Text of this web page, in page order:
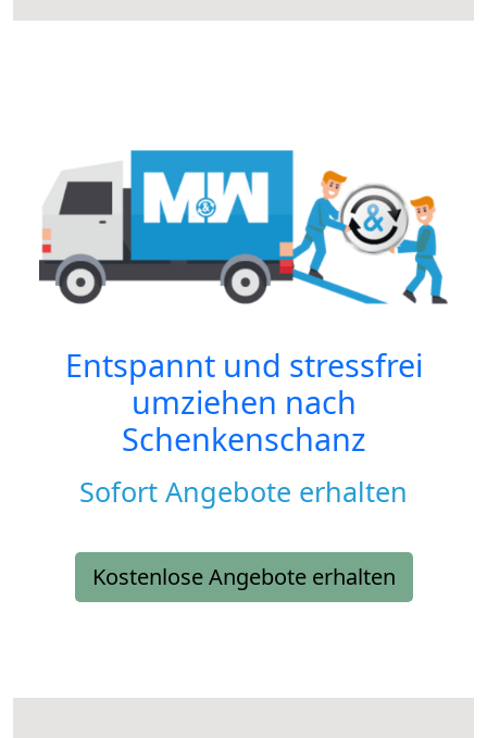
Entspannt und stressfrei
umziehen nach
Schenkenschanz
Sofort Angebote erhalten
Kostenlose Angebote erhalten